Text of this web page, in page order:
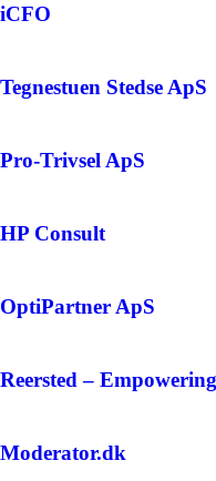
iCFO
Tegnestuen Stedse ApS
Pro-Trivsel ApS
HP Consult
OptiPartner ApS
Reersted –
Moderator.dk